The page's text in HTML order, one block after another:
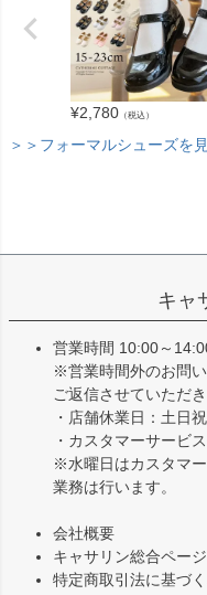
¥2,780 （税込）
＞＞フォーマルシューズを
キャ
営業時間 10:00～
※営業時間外のお問
ご返信させていただき
・店舗休業日：土日祝
・カスタマーサービ
※水曜日はカスタマ
業務は行います。
会社概要
キャサリン総合ページ
特定商取引法に基づ